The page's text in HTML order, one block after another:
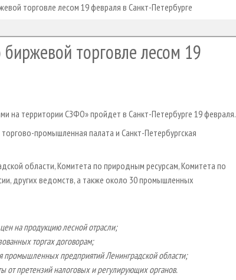
торговле лесом 19 февраля в Санкт-Петербурге
торговле лесом 19
на территории СЗФО» пройдет в Санкт-Петербурге 19 февраля.
промышленная палата и Санкт-Петербургская
области, Комитета по природным ресурсам, Комитета по
других ведомств, а также около 30 промышленных
на продукцию лесной отрасли;
торгах договорам;
промышленных предприятий Ленинградской области;
от претензий налоговых и регулирующих органов.